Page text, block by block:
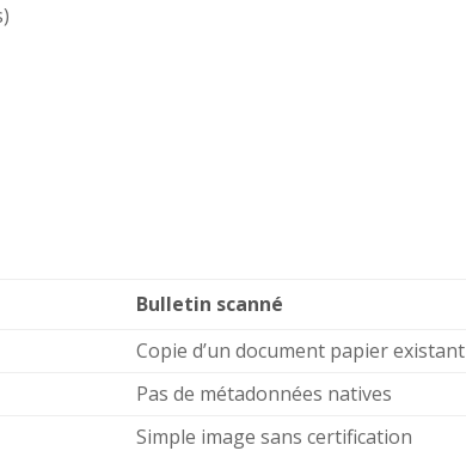
Bulletin scanné
Copie d’un document papier existant
Pas de métadonnées natives
Simple image sans certification